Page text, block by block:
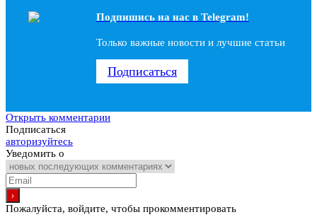
Подпишись на наc в Telegram!
Только важные новости и лучшие статьи
Подписаться
Открыть комментарии
Подписаться
авторизуйтесь
Уведомить о
Пожалуйста, войдите, чтобы прокомментировать